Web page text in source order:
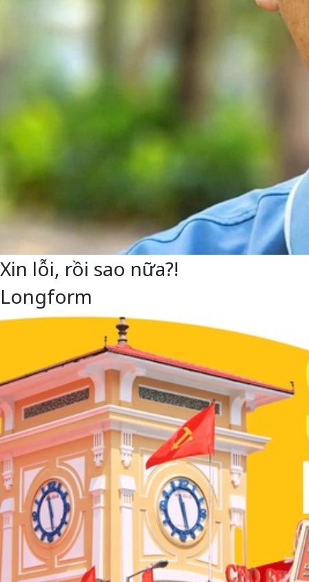
Xin lỗi, rồi sao nữa?!
Longform